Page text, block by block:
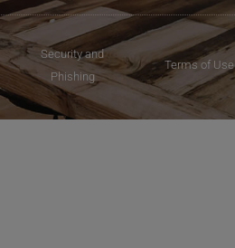
Security and
Phishing
Terms of Use